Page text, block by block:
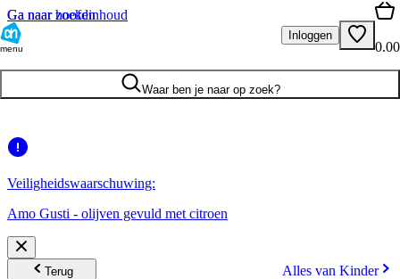
Ga naar hoofdinhoud
Ga naar zoeken
menu
Inloggen
0.00
Waar ben je naar op zoek?
Veiligheidswaarschuwing:
Amo Gusti - olijven gevuld met citroen
Terug Alles van Kinder